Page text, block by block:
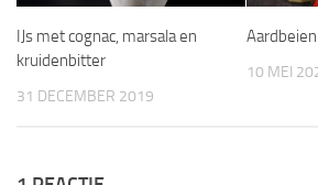
IJs met cognac, marsala en
kruidenbitter
31 DECEMBER 2019
10 MEI